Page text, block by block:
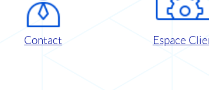
Contact Espace